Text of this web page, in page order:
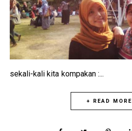
sekali-kali kita kompakan :...
+ READ MORE